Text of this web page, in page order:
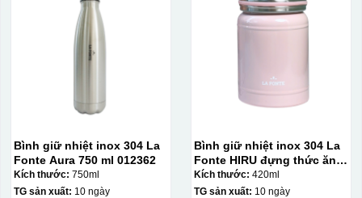
Không thể tẩy xoá
được nếu in sai,
Khó khăn trong việc
in 1 số màu: Màu
hồng cánh sen,
Khó khăn trong việc
in chuyển màu (dễ
trong việc in đơn
sắc)
Thông tin, hình ảnh in
trên chất liệu decal
đẹp, sắc nét, không
Chất liệu in decal
phong phú, dễ dàng
lựa chọn chất liệu
phù hợp với nhu cầu.
Bình giữ nhiệt inox 304 La
Fonte Aura 750 ml 012362
Kích thước: 750ml
TG sản xuất: 10 ngày
Bình giữ nhiệt inox 304 La
Fonte HIRU đựng thức ăn
420 ml – 012348
Kích thước: 420ml
TG sản xuất: 10 ngày